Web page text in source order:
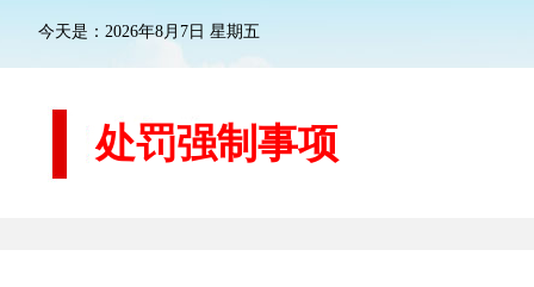
今天是：2026年8月7日 星期五
处罚强制事项